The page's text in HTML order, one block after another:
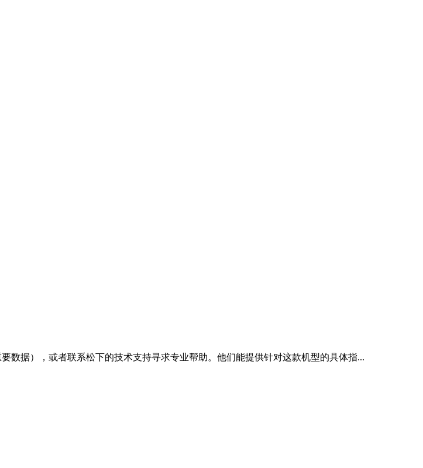
数据），或者联系松下的技术支持寻求专业帮助。他们能提供针对这款机型的具体指...